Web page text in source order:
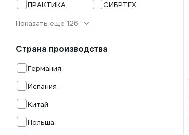
ПРАКТИКА
СИБРТЕХ
Показать еще 126
Страна производства
Германия
Испания
Китай
Польша